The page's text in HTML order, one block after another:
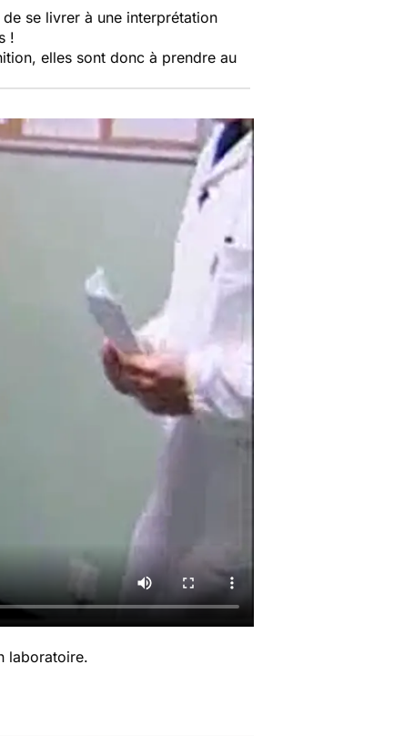
se livrer à une interprétation
!
elles sont donc à prendre au
laboratoire.